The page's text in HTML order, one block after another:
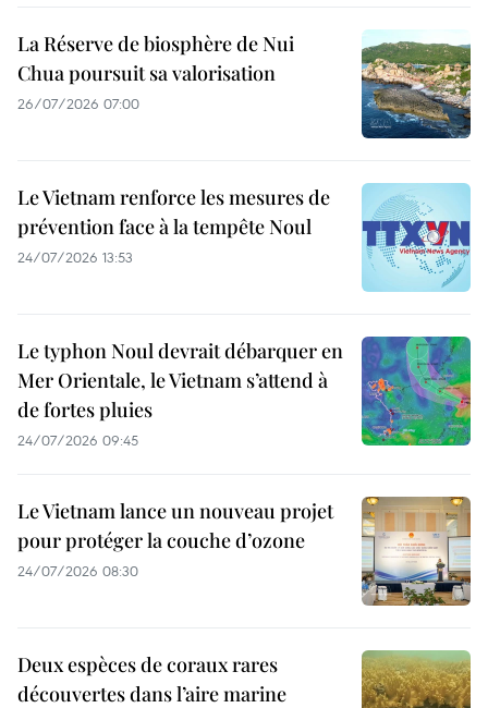
La Réserve de biosphère de Nui
Chua poursuit sa valorisation
26/07/2026 07:00
Le Vietnam renforce les mesures de
prévention face à la tempête Noul
24/07/2026 13:53
Le typhon Noul devrait débarquer en
Mer Orientale, le Vietnam s’attend à
de fortes pluies
24/07/2026 09:45
Le Vietnam lance un nouveau projet
pour protéger la couche d’ozone
24/07/2026 08:30
Deux espèces de coraux rares
découvertes dans l’aire marine